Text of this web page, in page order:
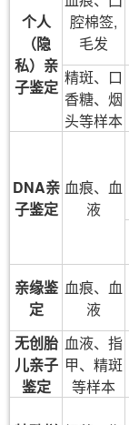
个人
（隐
私）亲
子鉴定
腔棉签,
毛发
精斑、口
香糖、烟
头等样本
DNA亲
子鉴定
血痕、血
液
亲缘鉴
定
血痕、血
液
无创胎
儿亲子
鉴定
血液、指
甲、精斑
等样本